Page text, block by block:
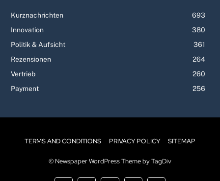
Kurznachrichten
693
Innovation
380
Politik & Aufsicht
361
Rezensionen
264
Vertrieb
260
Payment
256
TERMS AND CONDITIONS PRIVACY POLICY SITEMAP
© Newspaper WordPress Theme by TagDiv